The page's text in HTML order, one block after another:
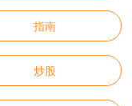
指南
炒股